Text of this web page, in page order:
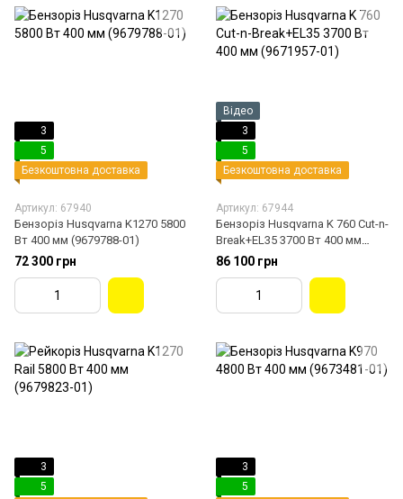
3
5
Безкоштовна доставка
Артикул: 67940
Бензоріз Husqvarna K1270 5800
Вт 400 мм (9679788-01)
72 300 грн
Відео
3
5
Безкоштовна доставка
Артикул: 67944
Бензоріз Husqvarna K 760 Cut-n-
Break+EL35 3700 Вт 400 мм
(9671957-01)
86 100 грн
3
5
3
5